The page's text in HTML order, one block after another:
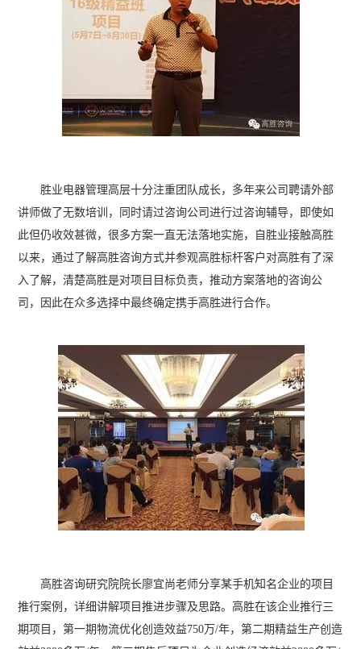
胜业电器管理高层十分注重团队成长，多年来公司聘请外部
讲师做了无数培训，同时请过咨询公司进行过咨询辅导，即使如
此但仍收效甚微，很多方案一直无法落地实施，自胜业接触高胜
以来，通过了解高胜咨询方式并参观高胜标杆客户对高胜有了深
入了解，清楚高胜是对项目目标负责，推动方案落地的咨询公
司，因此在众多选择中最终确定携手高胜进行合作。
高胜咨询研究院院长廖宜尚老师分享某手机知名企业的项目
推行案例，详细讲解项目推进步骤及思路。高胜在该企业推行三
期项目，第一期物流优化创造效益750万/年，第二期精益生产创造